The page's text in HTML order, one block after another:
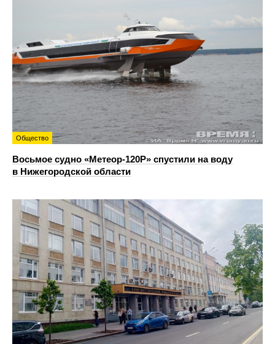
Общество
Восьмое судно «Метеор-120Р» спустили на воду
в Нижегородской области